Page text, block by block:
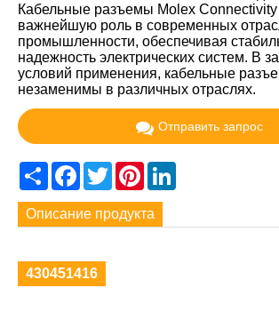
Кабельные разъемы Molex Connectivity
важнейшую роль в современных
промышленности, обеспечивая
надежность электрических систем. В
условий применения, кабельные
незаменимы в различных отраслях.
Отправить запрос
ShareFacebook
TwitterPinterest
Описание продукта
430451416